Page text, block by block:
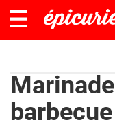
barbecue